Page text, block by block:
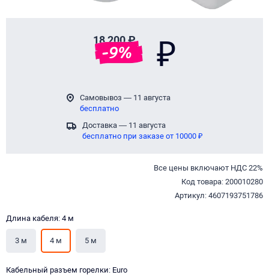
18 200 ₽
-9% ₽
Самовывоз — 11 августа
бесплатно
Доставка — 11 августа
бесплатно при заказе от 10000 ₽
Все цены включают НДС 22%
Код товара: 200010280
Артикул: 4607193751786
Длина кабеля: 4 м
3 м 4 м 5 м
Кабельный разъем горелки: Euro